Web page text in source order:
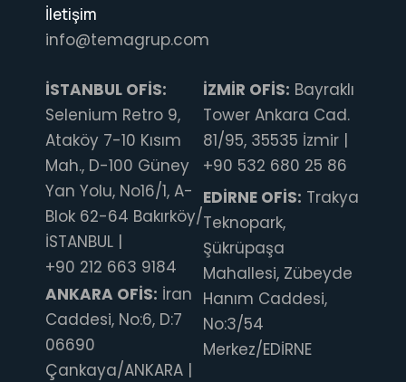
İletişim
info@temagrup.com
İSTANBUL OFİS:
Selenium Retro 9,
Ataköy 7-10 Kısım
Mah., D-100 Güney
Yan Yolu, No16/1, A-
Blok 62-64 Bakırköy/
İSTANBUL |
+90 212 663 9184
ANKARA OFİS: İran
Caddesi, No:6, D:7
06690
Çankaya/ANKARA |
İZMİR OFİS: Bayraklı
Tower Ankara Cad.
81/95, 35535 İzmir |
+90 532 680 25 86
EDİRNE OFİS: Trakya
Teknopark,
Şükrüpaşa
Mahallesi, Zübeyde
Hanım Caddesi,
No:3/54
Merkez/EDİRNE